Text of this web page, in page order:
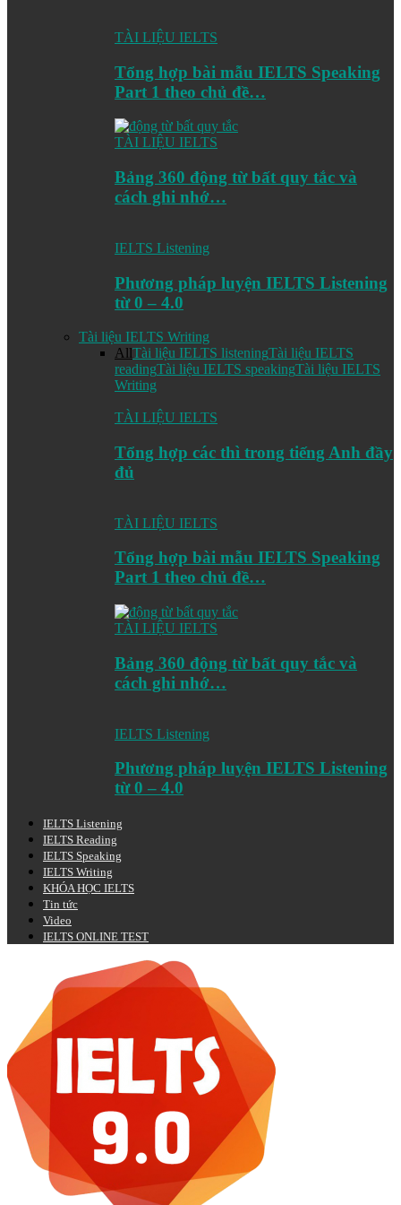
TÀI LIỆU IELTS
Tổng hợp bài mẫu IELTS Speaking
Part 1 theo chủ đề…
TÀI LIỆU IELTS
Bảng 360 động từ bất quy tắc và
cách ghi nhớ…
IELTS Listening
Phương pháp luyện IELTS Listening
từ 0 – 4.0
Tài liệu IELTS Writing
AllTài liệu IELTS listeningTài liệu IELTS
readingTài liệu IELTS speakingTài liệu IELTS
Writing
TÀI LIỆU IELTS
Tổng hợp các thì trong tiếng Anh đầy
đủ
TÀI LIỆU IELTS
Tổng hợp bài mẫu IELTS Speaking
Part 1 theo chủ đề…
TÀI LIỆU IELTS
Bảng 360 động từ bất quy tắc và
cách ghi nhớ…
IELTS Listening
Phương pháp luyện IELTS Listening
từ 0 – 4.0
IELTS Listening
IELTS Reading
IELTS Speaking
IELTS Writing
KHÓA HỌC IELTS
Tin tức
Video
IELTS ONLINE TEST